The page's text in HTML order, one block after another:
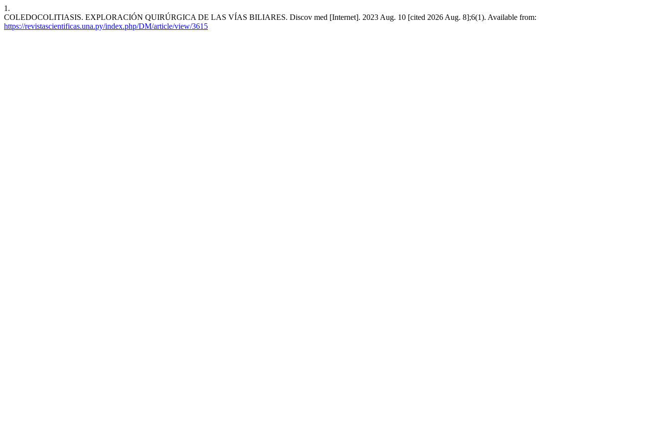
1.
COLEDOCOLITIASIS. EXPLORACIÓN QUIRÚRGICA DE LAS VÍAS BILIARES. Discov med [Internet]. 2023 Aug. 10 [cited 2026 Aug. 8];6(1). Available from:
https://revistascientificas.una.py/index.php/DM/article/view/3615